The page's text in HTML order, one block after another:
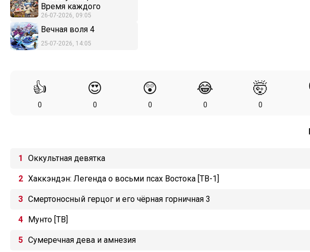
Время каждого
26-07-2026, 09:05
Вечная воля 4
25-07-2026, 14:05
👍
0
😍
0
😲
0
😂
0
🤯
0
Оккультная девятка
Хаккэндэн: Легенда о восьми псах Востока [ТВ-1]
Смертоносный герцог и его чёрная горничная 3
Мунто [ТВ]
Сумеречная дева и амнезия